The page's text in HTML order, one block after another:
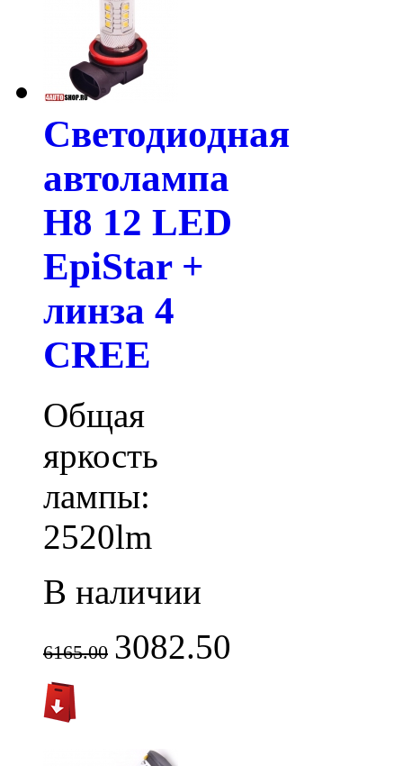
Светодиодная
автолампа
H8 12 LED
EpiStar +
линза 4
CREE
Общая
яркость
лампы:
2520lm
В наличии
6165.00 3082.50